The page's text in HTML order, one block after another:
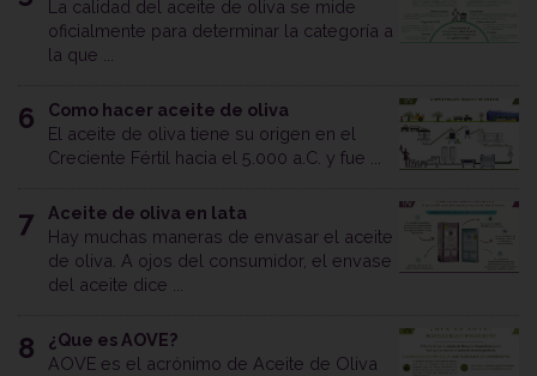
La calidad del aceite de oliva se mide
oficialmente para determinar la categoría a
la que ...
6
Como hacer aceite de oliva
El aceite de oliva tiene su origen en el
Creciente Fértil hacia el 5.000 a.C. y fue ...
7
Aceite de oliva en lata
Hay muchas maneras de envasar el aceite
de oliva. A ojos del consumidor, el envase
del aceite dice ...
8
¿Que es AOVE?
AOVE es el acrónimo de Aceite de Oliva